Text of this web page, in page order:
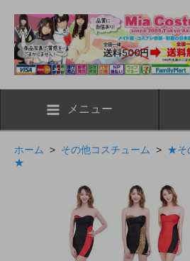
メニュー
ホーム > その他コスチューム > ★そ
★